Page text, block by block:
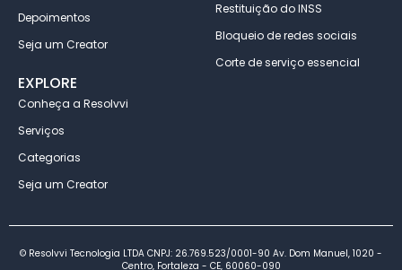
Depoimentos
Seja um Creator
Restituição do INSS
Bloqueio de redes sociais
Corte de serviço essencial
EXPLORE
Conheça a Resolvvi
Serviços
Categorias
Seja um Creator
© Resolvvi Tecnologia LTDA CNPJ: 26.769.523/0001-90 Av. Dom Manuel, 1020 -
Centro, Fortaleza - CE, 60060-090